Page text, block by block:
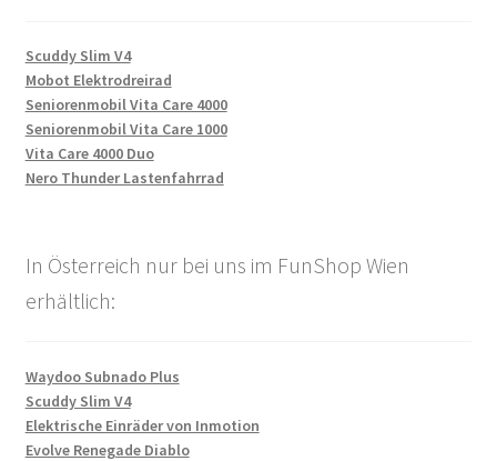
Scuddy Slim V4
Mobot Elektrodreirad
Seniorenmobil Vita Care 4000
Seniorenmobil Vita Care 1000
Vita Care 4000 Duo
Nero Thunder Lastenfahrrad
In Österreich nur bei uns im FunShop Wien
erhältlich:
Waydoo Subnado Plus
Scuddy Slim V4
Elektrische Einräder von Inmotion
Evolve Renegade Diablo